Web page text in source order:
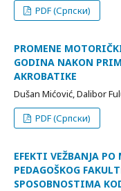
PDF (Српски)
PROMENE
GODINA NAKON
AKROBATIKE
Dušan Mićović, Dalibor
PDF (Српски)
EFEKTI VEŽBANJA PO
PEDAGOŠKOG
SPOSOBNOSTIMA